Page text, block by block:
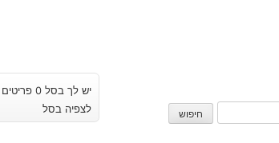
חיפוש
יש לך בסל 0 פריטים
לצפיה בסל